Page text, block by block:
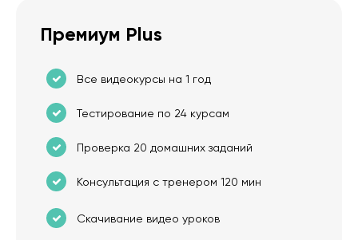
Премиум Plus
Все видеокурсы на 1 год
Тестирование по 24 курсам
Проверка 20 домашних заданий
Консультация с тренером 120 мин
Скачивание видео уроков